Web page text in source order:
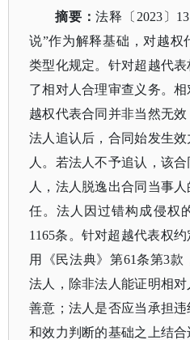
摘要：法释〔 2023〕
说”作为解释基础，对越权
类型化规定。针对超越代
了相对人合理审查义务。相
越权代表合同并非当然无
法人追认后，合同始发生
人。若法人不予追认，该
人，法人脱逸出合同当事
任。法人因过错构成侵权
1165条。针对超越代表权
用《民法典》第61条第3
法人，除非法人能证明相
善意；法人是否应当承担
和效力判断的基础之上结